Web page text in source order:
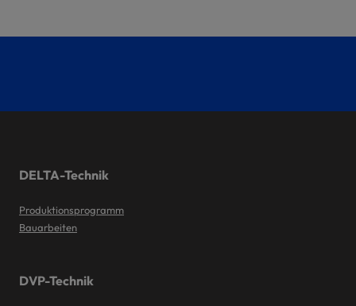
DELTA-Technik
Produktionsprogramm
Bauarbeiten
DVP-Technik